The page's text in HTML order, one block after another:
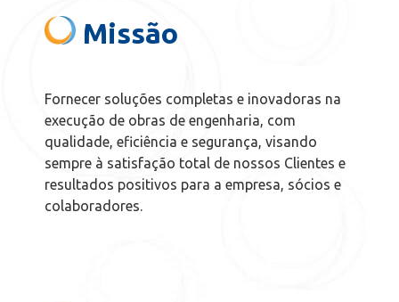
Missão
Fornecer soluções completas e inovadoras na
execução de obras de engenharia, com
qualidade, eficiência e segurança, visando
sempre à satisfação total de nossos Clientes e
resultados positivos para a empresa, sócios e
colaboradores.